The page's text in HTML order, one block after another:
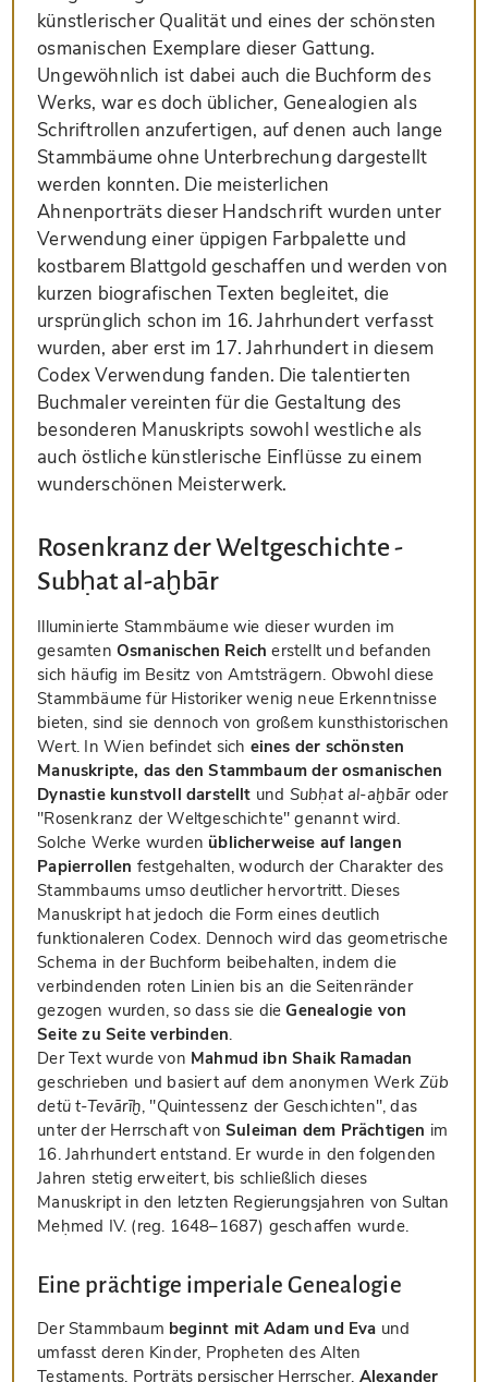
künstlerischer Qualität und eines der schönsten
osmanischen Exemplare dieser Gattung.
Ungewöhnlich ist dabei auch die Buchform des
Werks, war es doch üblicher, Genealogien als
Schriftrollen anzufertigen, auf denen auch lange
Stammbäume ohne Unterbrechung dargestellt
werden konnten. Die meisterlichen
Ahnenporträts dieser Handschrift wurden unter
Verwendung einer üppigen Farbpalette und
kostbarem Blattgold geschaffen und werden von
kurzen biografischen Texten begleitet, die
ursprünglich schon im 16. Jahrhundert verfasst
wurden, aber erst im 17. Jahrhundert in diesem
Codex Verwendung fanden. Die talentierten
Buchmaler vereinten für die Gestaltung des
besonderen Manuskripts sowohl westliche als
auch östliche künstlerische Einflüsse zu einem
wunderschönen Meisterwerk.
Rosenkranz der Weltgeschichte -
Subḥat al-aḫbār
Illuminierte Stammbäume wie dieser wurden im
gesamten Osmanischen Reich erstellt und befanden
sich häufig im Besitz von Amtsträgern. Obwohl diese
Stammbäume für Historiker wenig neue Erkenntnisse
bieten, sind sie dennoch von großem kunsthistorischen
Wert. In Wien befindet sich eines der schönsten
Manuskripte, das den Stammbaum der osmanischen
Dynastie kunstvoll darstellt und Subḥat al-aḫbāroder
"Rosenkranz der Weltgeschichte" genannt wird.
Solche Werke wurden üblicherweise auf langen
Papierrollen festgehalten, wodurch der Charakter des
Stammbaums umso deutlicher hervortritt. Dieses
Manuskript hat jedoch die Form eines deutlich
funktionaleren Codex. Dennoch wird das geometrische
Schema in der Buchform beibehalten, indem die
verbindenden roten Linien bis an die Seitenränder
gezogen wurden, so dass sie dieGenealogie von
Seite zu Seite verbinden.
Der Text wurde von Mahmud ibn Shaik Ramadan
geschrieben und basiert auf dem anonymen WerkZüb
detü t-Tevārīḫ, "Quintessenz der Geschichten", das
unter der Herrschaft vonSuleiman dem Prächtigen im
16. Jahrhundert entstand. Er wurde in den folgenden
Jahren stetig erweitert, bis schließlich dieses
Manuskript in den letzten Regierungsjahren von Sultan
Meḥmed IV. (reg. 1648–1687) geschaffen wurde.
Eine prächtige imperiale Genealogie
Der Stammbaum beginnt mit Adam und Eva und
umfasst deren Kinder, Propheten des Alten
Testaments, Porträts persischer Herrscher, Alexander